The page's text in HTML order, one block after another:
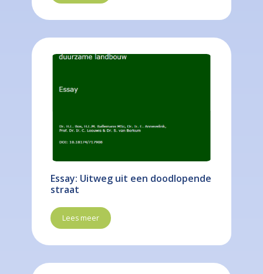
Essay: Uitweg uit een doodlopende
straat
Lees meer